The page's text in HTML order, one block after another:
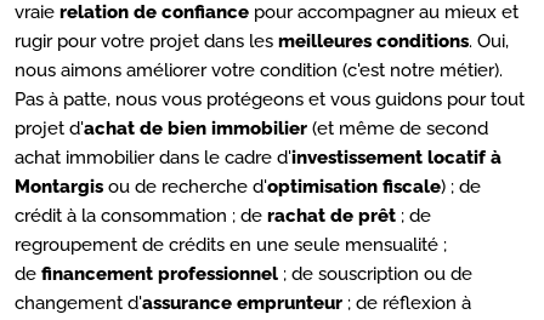
vraie relation de confiance pour accompagner au mieux et
rugir pour votre projet dans les meilleures conditions. Oui,
nous aimons améliorer votre condition (c'est notre métier).
Pas à patte, nous vous protégeons et vous guidons pour tout
projet d'achat de bien immobilier (et même de second
achat immobilier dans le cadre d'investissement locatif à
Montargis ou de recherche d'optimisation fiscale) ; de
crédit à la consommation ; de rachat de prêt ; de
regroupement de crédits en une seule mensualité ;
de financement professionnel ; de souscription ou de
changement d'assurance emprunteur ; de réflexion à